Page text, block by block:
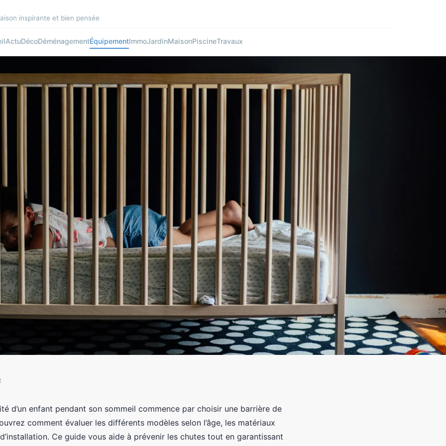
inspirante et bien pensée
ActuDécoDéménagementÉquipementImmoJardinMaisonPiscineTravaux
lit enfant
d’un enfant pendant son sommeil commence par choisir une barrière de
comment évaluer les différents modèles selon l’âge, les matériaux
Ce guide vous aide à prévenir les chutes tout en garantissant